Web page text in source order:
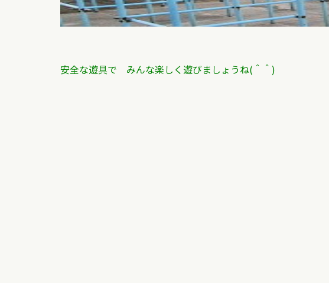
安全な遊具で みんな楽しく遊びましょうね(＾＾)